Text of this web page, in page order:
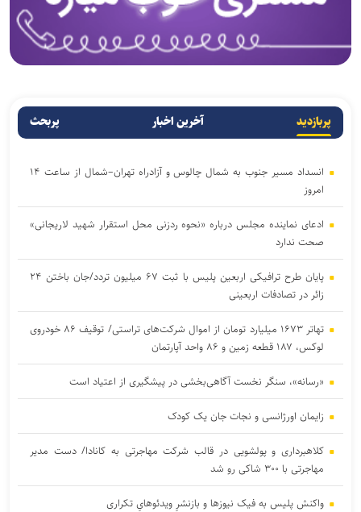
پربازدید آخرین اخبار پربحث
انسداد مسیر جنوب به شمال چالوس و آزادراه تهران–شمال از ساعت ۱۴
امروز
ادعای نماینده مجلس درباره «نحوه ردزنی محل استقرار شهید لاریجانی»
صحت ندارد
پایان طرح ترافیکی اربعین پلیس با ثبت ۶۷ میلیون تردد/جان باختن ۲۴
زائر در تصادفات اربعینی
تهاتر ۱۶۷۳ میلیارد تومان از اموال شرکت‌های تراستی/ توقیف ۸۶ خودروی
لوکس، ۱۸۷ قطعه زمین و ۸۶ واحد آپارتمان
«رسانه»، سنگر نخست آگاهی‌بخشی در پیشگیری از اعتیاد است
زایمان اورژانسی و نجات جان یک کودک
کلاهبرداری و پولشویی در قالب شرکت مهاجرتی به کانادا/ دست مدیر
مهاجرتی با ۳۰۰ شاکی رو شد
واکنش پلیس به فیک نیوزها و بازنشرِ ویدئوهایِ تکراری